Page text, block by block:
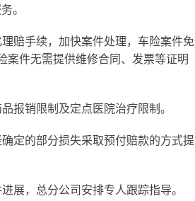
。
赔手续，加快案件处理，车险案件免
案件无需提供维修合同、发票等证明
报销限制及定点医院治疗限制。
定的部分损失采取预付赔款的方式提
展，总分公司安排专人跟踪指导。